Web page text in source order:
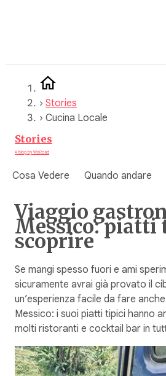
› Stories
› Cucina Locale
Stories
A blog by WeRoad
Cosa Vedere Quando andare
Viaggio
Messico: piatti
scoprire
Se mangi spesso fuori e ami
sicuramente avrai già provato il
un’esperienza facile da fare
Messico: i suoi piatti tipici hanno
molti ristoranti e cocktail bar in